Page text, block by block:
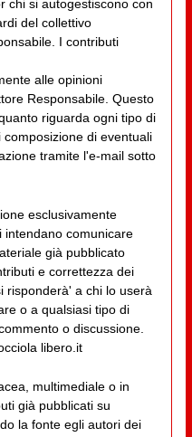
chi si autogestiscono con
del collettivo
I contributi
alle opinioni
Responsabile. Questo
riguarda ogni tipo di
di eventuali
tramite l'e-mail sotto
esclusivamente
intendano comunicare
già pubblicato
e correttezza dei
risponderà' a chi lo userà
o a qualsiasi tipo di
o discussione.
libero.it
multimediale o in
già pubblicati su
la fonte egli autori dei